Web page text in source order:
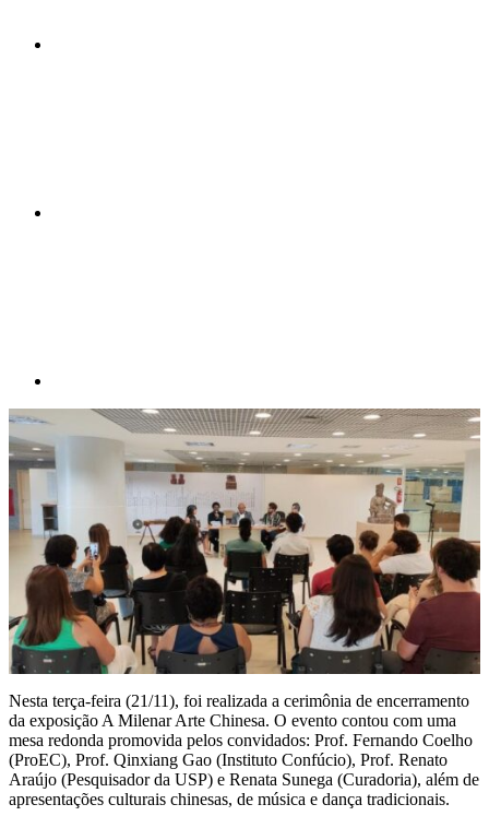
Nesta terça-feira (21/11), foi realizada a cerimônia de encerramento
da exposição A Milenar Arte Chinesa. O evento contou com uma
mesa redonda promovida pelos convidados: Prof. Fernando Coelho
(ProEC), Prof. Qinxiang Gao (Instituto Confúcio), Prof. Renato
Araújo (Pesquisador da USP) e Renata Sunega (Curadoria), além de
apresentações culturais chinesas, de música e dança tradicionais.